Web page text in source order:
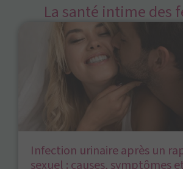
La santé intime des
Infection urinaire après un
sexuel : causes, symptômes